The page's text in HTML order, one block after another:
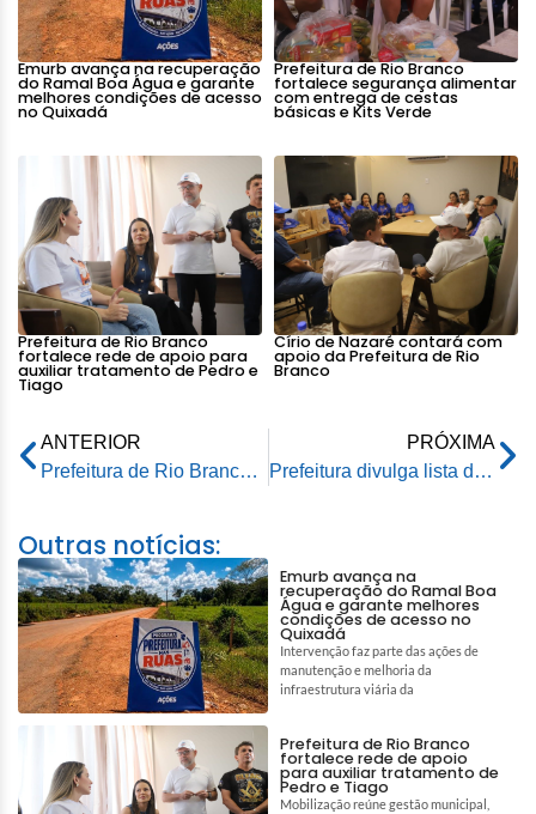
Emurb avança na recuperação
do Ramal Boa Água e garante
melhores condições de acesso
no Quixadá
Prefeitura de Rio Branco
fortalece segurança alimentar
com entrega de cestas
básicas e Kits Verde
Prefeitura de Rio Branco
fortalece rede de apoio para
auxiliar tratamento de Pedro e
Tiago
Círio de Nazaré contará com
apoio da Prefeitura de Rio
Branco
ANTERIOR
Prefeitura de Rio Branco normaliza abastecimento da rede de água na Getúlio Vargas e em seis bairros
PRÓXIMA
Prefeitura divulga lista de bilhetes aptos a participar do 1º sorteio do Nota Rio Branco
Outras notícias:
Emurb avança na
recuperação do Ramal Boa
Água e garante melhores
condições de acesso no
Quixadá
Intervenção faz parte das ações de
manutenção e melhoria da
infraestrutura viária da
Prefeitura de Rio Branco
fortalece rede de apoio
para auxiliar tratamento de
Pedro e Tiago
Mobilização reúne gestão municipal,